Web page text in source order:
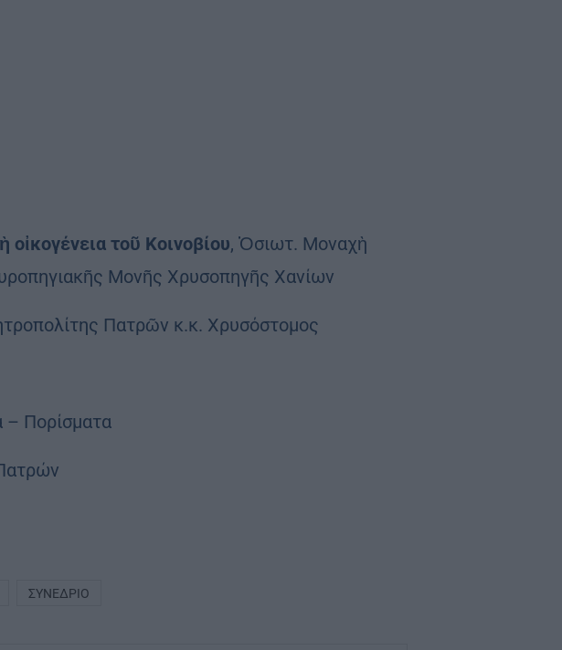
τοῦ Κοινοβίου, Ὁσιωτ. Μοναχὴ
Μονῆς Χρυσοπηγῆς Χανίων
Πατρῶν κ.κ. Χρυσόστομος
– Πορίσματα
ΣΥΝΈΔΡΙΟ